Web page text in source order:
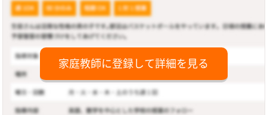
家庭教師に登録して詳細を見る